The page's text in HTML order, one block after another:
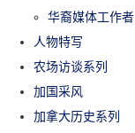
华裔媒体工作者
人物特写
农场访谈系列
加国采风
加拿大历史系列